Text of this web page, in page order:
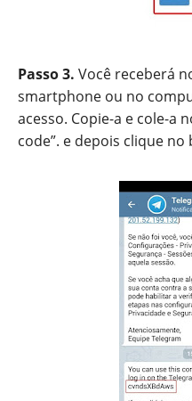
Passo 3. Você receberá
smartphone ou no
acesso. Copie-a e cole-a
code”. e depois clique no